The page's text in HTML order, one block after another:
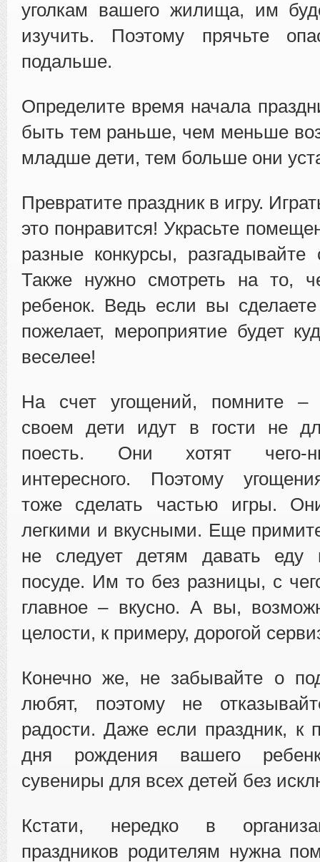
уголкам вашего жилища, им
изучить. Поэтому прячьте
подальше.
Определите время начала
быть тем раньше, чем меньше
младше дети, тем больше они
Превратите праздник в игру.
это понравится! Украсьте
разные конкурсы, разгадывайте
Также нужно смотреть на то,
ребенок. Ведь если вы
пожелает, мероприятие будет
веселее!
На счет угощений, помните –
своем дети идут в гости не
поесть. Они хотят чего-
интересного. Поэтому
тоже сделать частью игры.
легкими и вкусными. Еще
не следует детям давать еду
посуде. Им то без разницы, с
главное – вкусно. А вы,
целости, к примеру, дорогой
Конечно же, не забывайте о
любят, поэтому не
радости. Даже если праздник, к
дня рождения вашего
сувениры для всех детей без
Кстати, нередко в
праздников родителям нужна